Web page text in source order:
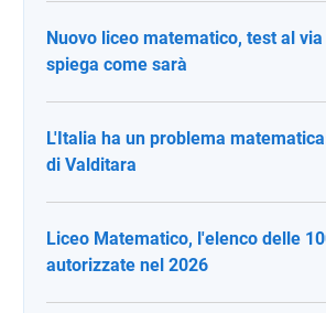
Nuovo liceo matematico, test al
spiega come sarà
L'Italia ha un problema
di Valditara
Liceo Matematico, l'elenco delle
autorizzate nel 2026